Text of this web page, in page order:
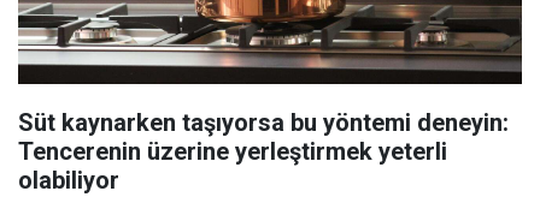
Süt kaynarken taşıyorsa bu yöntemi deneyin:
Tencerenin üzerine yerleştirmek yeterli
olabiliyor